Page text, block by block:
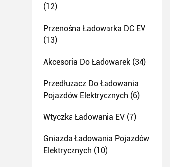
(12)
Przenośna Ładowarka DC EV
(13)
Akcesoria Do Ładowarek (34)
Przedłużacz Do Ładowania
Pojazdów Elektrycznych (6)
Wtyczka Ładowania EV (7)
Gniazda Ładowania Pojazdów
Elektrycznych (10)